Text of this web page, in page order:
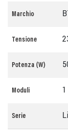
Marchio
Tensione
Potenza (W)
Moduli 1
Serie